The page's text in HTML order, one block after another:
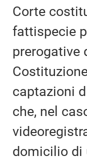
Corte
fattispecie
prerogative
captazioni
che, nel
domicilio di